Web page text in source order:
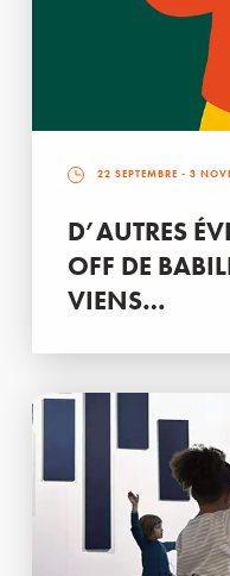
22 SEPTEMBRE - 3
D’AUTRES
OFF DE
VIENS…